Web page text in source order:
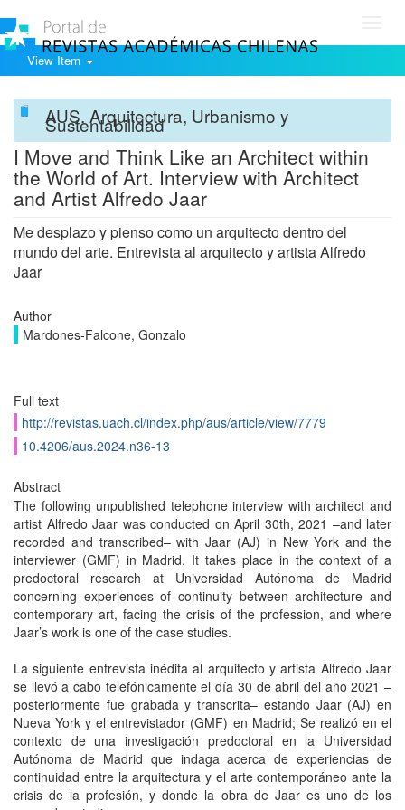
View Item
AUS. Arquitectura, Urbanismo y
Sustentabilidad
I Move and Think Like an Architect within
the World of Art. Interview with Architect
and Artist Alfredo Jaar
Me desplazo y pienso como un arquitecto dentro del
mundo del arte. Entrevista al arquitecto y artista Alfredo
Jaar
Author
Mardones-Falcone, Gonzalo
Full text
http://revistas.uach.cl/index.php/aus/article/view/7779
10.4206/aus.2024.n36-13
Abstract
The following unpublished telephone interview with architect and
artist Alfredo Jaar was conducted on April 30th, 2021 –and later
recorded and transcribed– with Jaar (AJ) in New York and the
interviewer (GMF) in Madrid. It takes place in the context of a
predoctoral research at Universidad Autónoma de Madrid
concerning experiences of continuity between architecture and
contemporary art, facing the crisis of the profession, and where
Jaar’s work is one of the case studies.
La siguiente entrevista inédita al arquitecto y artista Alfredo Jaar
se llevó a cabo telefónicamente el día 30 de abril del año 2021 –
posteriormente fue grabada y transcrita– estando Jaar (AJ) en
Nueva York y el entrevistador (GMF) en Madrid; Se realizó en el
contexto de una investigación predoctoral en la Universidad
Autónoma de Madrid que indaga acerca de experiencias de
continuidad entre la arquitectura y el arte contemporáneo ante la
crisis de la profesión, y donde la obra de Jaar es uno de los